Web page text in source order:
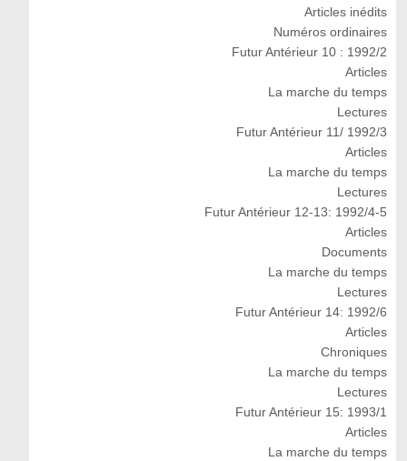
Articles inédits
Numéros ordinaires
Futur Antérieur 10 : 1992/2
Articles
La marche du temps
Lectures
Futur Antérieur 11/ 1992/3
Articles
La marche du temps
Lectures
Futur Antérieur 12-13: 1992/4-5
Articles
Documents
La marche du temps
Lectures
Futur Antérieur 14: 1992/6
Articles
Chroniques
La marche du temps
Lectures
Futur Antérieur 15: 1993/1
Articles
La marche du temps